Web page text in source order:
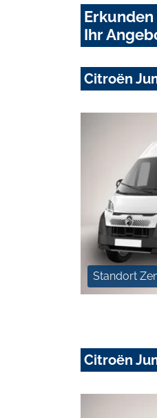
Ihr
Citroën
Standort
Citroën